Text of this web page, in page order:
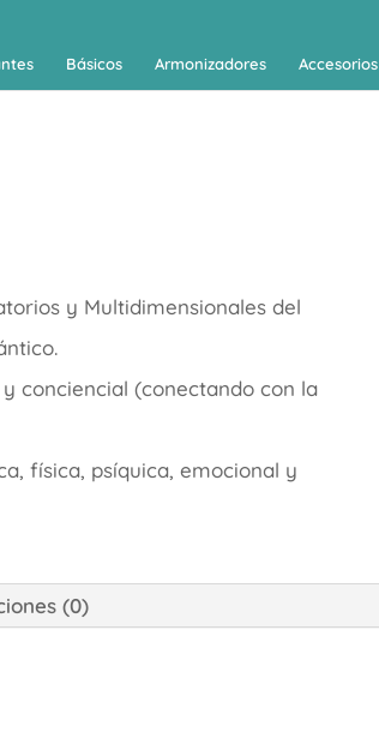
Básicos Armonizadores Accesorios
y Multidimensionales del
conciencial (conectando con la
física, psíquica, emocional y
(0)